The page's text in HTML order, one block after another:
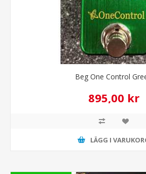
Beg One Control
895,00 kr
LÄGG I